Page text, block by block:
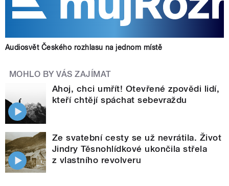
Audiosvět Českého rozhlasu na jednom místě
MOHLO BY VÁS ZAJÍMAT
Ahoj, chci umřít! Otevřené zpovědi lidí,
kteří chtějí spáchat sebevraždu
Ze svatební cesty se už nevrátila. Život
Jindry Těsnohlídkové ukončila střela
z vlastního revolveru